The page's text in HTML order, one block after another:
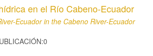
en el Río Cabeno-Ecuador
Ecuador in the Cabeno River-Ecuador